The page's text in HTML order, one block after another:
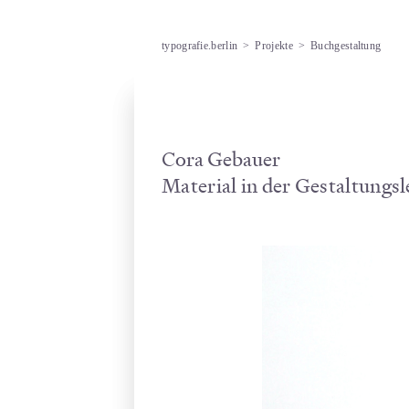
typografie.berlin > Projekte > Buchgestaltung
Cora Gebauer
Material in der